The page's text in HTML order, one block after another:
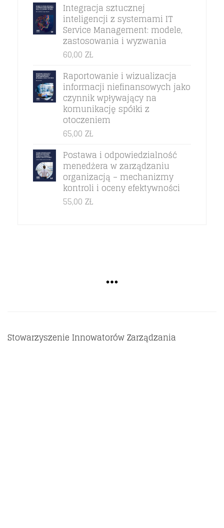
Integracja sztucznej
inteligencji z systemami IT
Service Management: modele,
zastosowania i wyzwania
60,00 ZŁ
Raportowanie i wizualizacja
informacji niefinansowych jako
czynnik wpływający na
komunikację spółki z
otoczeniem
65,00 ZŁ
Postawa i odpowiedzialność
menedżera w zarządzaniu
organizacją – mechanizmy
kontroli i oceny efektywności
55,00 ZŁ
Stowarzyszenie Innowatorów Zarządzania